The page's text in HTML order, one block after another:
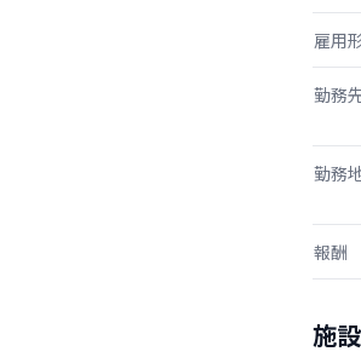
雇用
勤務
勤務
報酬
施